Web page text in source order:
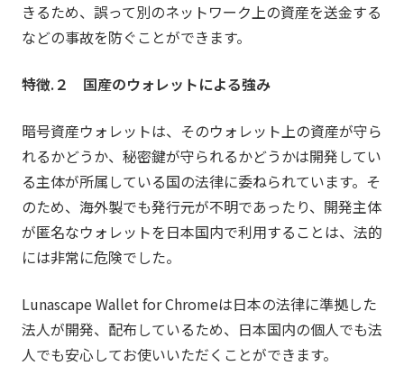
きるため、誤って別のネットワーク上の資産を送金する
などの事故を防ぐことができます。
特徴.２ 国産のウォレットによる強み
暗号資産ウォレットは、そのウォレット上の資産が守ら
れるかどうか、秘密鍵が守られるかどうかは開発してい
る主体が所属している国の法律に委ねられています。そ
のため、海外製でも発行元が不明であったり、開発主体
が匿名なウォレットを日本国内で利用することは、法的
には非常に危険でした。
Lunascape Wallet for Chromeは日本の法律に準拠した
法人が開発、配布しているため、日本国内の個人でも法
人でも安心してお使いいただくことができます。